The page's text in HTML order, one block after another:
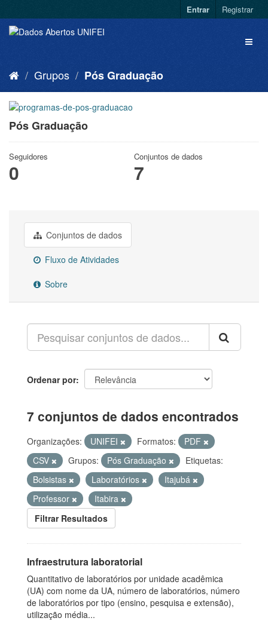
Entrar Registrar
Grupos Pós Graduação
Pós Graduação
Seguidores
0
Conjuntos de dados
7
Conjuntos de dados
Fluxo de Atividades
Sobre
Ordenar por
7 conjuntos de dados encontrados
Organizações: UNIFEI Formatos:
PDF
CSV
Grupos: Pós Graduação
Etiquetas:
Bolsistas
Laboratórios
Itajubá
Professor
Itabira
Filtrar Resultados
Infraestrutura laboratorial
Quantitativo de laboratórios por unidade acadêmica
(UA) com nome da UA, número de laboratórios, número
de laboratórios por tipo (ensino, pesquisa e extensão),
utilização média...